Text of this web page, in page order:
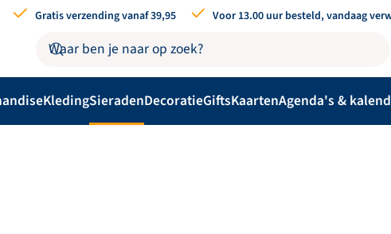
Gratis verzending vanaf 39,95 Voor 13.00 uur besteld, vandaag
KledingSieradenDecoratieGiftsKaartenAgenda's &